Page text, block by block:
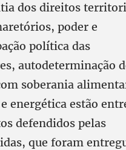
dos direitos
poder e
política das
autodeterminação
soberania
energética estão
defendidos pelas
que foram